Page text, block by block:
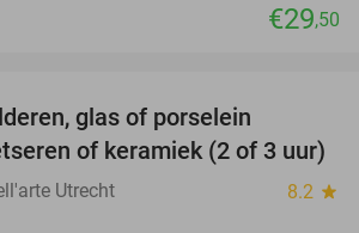
€29,50
glas of porselein
of keramiek (2 of 3 uur)
Utrecht 8.2 star